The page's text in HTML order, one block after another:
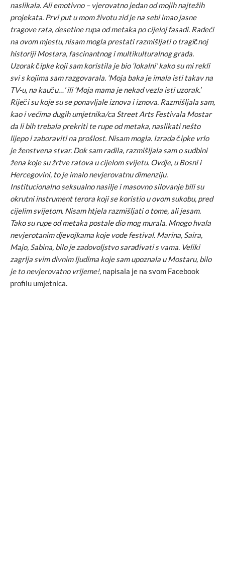
naslikala. Ali emotivno – vjerovatno jedan od mojih najtežih
projekata. Prvi put u mom životu zid je na sebi imao jasne
tragove rata, desetine rupa od metaka po cijeloj fasadi. Radeći
na ovom mjestu, nisam mogla prestati razmišljati o tragičnoj
historiji Mostara, fascinantnog i multikulturalnog grada.
Uzorak čipke koji sam koristila je bio ‘lokalni’ kako su mi rekli
svi s kojima sam razgovarala. ‘Moja baka je imala isti takav na
TV-u, na kauču…’ ili ‘Moja mama je nekad vezla isti uzorak.’
Riječi su koje su se ponavljale iznova i iznova. Razmišljala sam,
kao i većima dugih umjetnika/ca Street Arts Festivala Mostar
da li bih trebala prekriti te rupe od metaka, naslikati nešto
lijepo i zaboraviti na prošlost. Nisam mogla. Izrada čipke vrlo
je ženstvena stvar. Dok sam radila, razmišljala sam o sudbini
žena koje su žrtve ratova u cijelom svijetu. Ovdje, u Bosni i
Hercegovini, to je imalo nevjerovatnu dimenziju.
Institucionalno seksualno nasilje i masovno silovanje bili su
okrutni instrument terora koji se koristio u ovom sukobu, pred
cijelim svijetom. Nisam htjela razmišljati o tome, ali jesam.
Tako su rupe od metaka postale dio mog murala. Mnogo hvala
nevjerotanim djevojkama koje vode festival. Marina, Saira,
Majo, Sabina, bilo je zadovoljstvo sarađivati s vama. Veliki
zagrlja svim divnim ljudima koje sam upoznala u Mostaru, bilo
je to nevjerovatno vrijeme!, napisala je na svom Facebook
profilu umjetnica.